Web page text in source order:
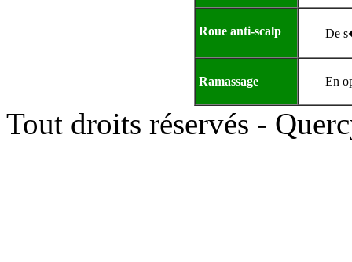
Roue anti-scalp De
Ramassage En
Tout droits réservés -